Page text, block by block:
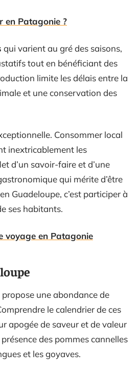
en Patagonie ?
qui varient au gré des saisons,
tout en bénéficiant des
limite les délais entre la
et une conservation des
Consommer local
inextricablement les
d’un savoir-faire et d’une
qui mérite d’être
Guadeloupe, c’est participer à
ses habitants.
voyage en Patagonie
une abondance de
le calendrier de ces
apogée de saveur et de valeur
des pommes cannelles
et les goyaves.